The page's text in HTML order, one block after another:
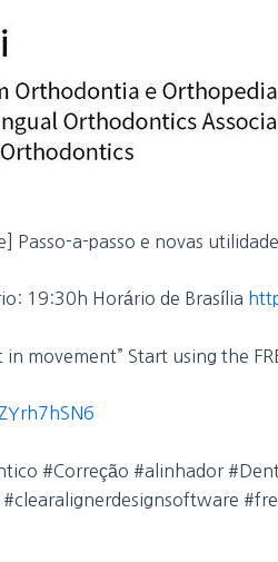
Passo-a-passo e novas
19:30h Horário de Brasília
movement” Start using the
#Correção #alinhador